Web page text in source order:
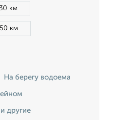
км
км
На берегу водоема
другие